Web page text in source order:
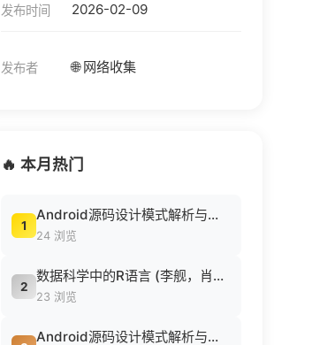
发布时间 2026-02-09
发布者 🌐 网络收集
🔥 本月热门
1
Android源码设计模式解析与实战 (何红辉，关爱民著, 何红辉, 关爱民著, 何红辉, 关爱民).pdf
24 浏览
2
数据科学中的R语言 (李舰，肖凯著, 李舰，肖凯著；吴喜之审校, Pdg2Pic).pdf
23 浏览
Android源码设计模式解析与实战 (何红辉，关爱民著, 何红辉, 关爱民著, 何红辉, 关爱民).pdf